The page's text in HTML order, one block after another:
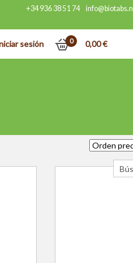
+34 936 38 51 74 info@biotabs.nl
sesión 0 0,00€